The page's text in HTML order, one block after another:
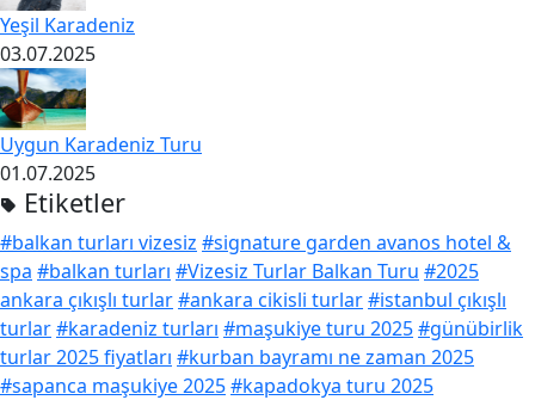
Yeşil Karadeniz
03.07.2025
Uygun Karadeniz Turu
01.07.2025
Etiketler
#balkan turları vizesiz #signature garden avanos hotel &
spa #balkan turları #Vizesiz Turlar Balkan Turu #2025
ankara çıkışlı turlar#ankara cikisli turlar#istanbul çıkışlı
turlar#karadeniz turları #maşukiye turu 2025#günübirlik
turlar 2025 fiyatları #kurban bayramı ne zaman 2025
#sapanca maşukiye 2025#kapadokya turu 2025